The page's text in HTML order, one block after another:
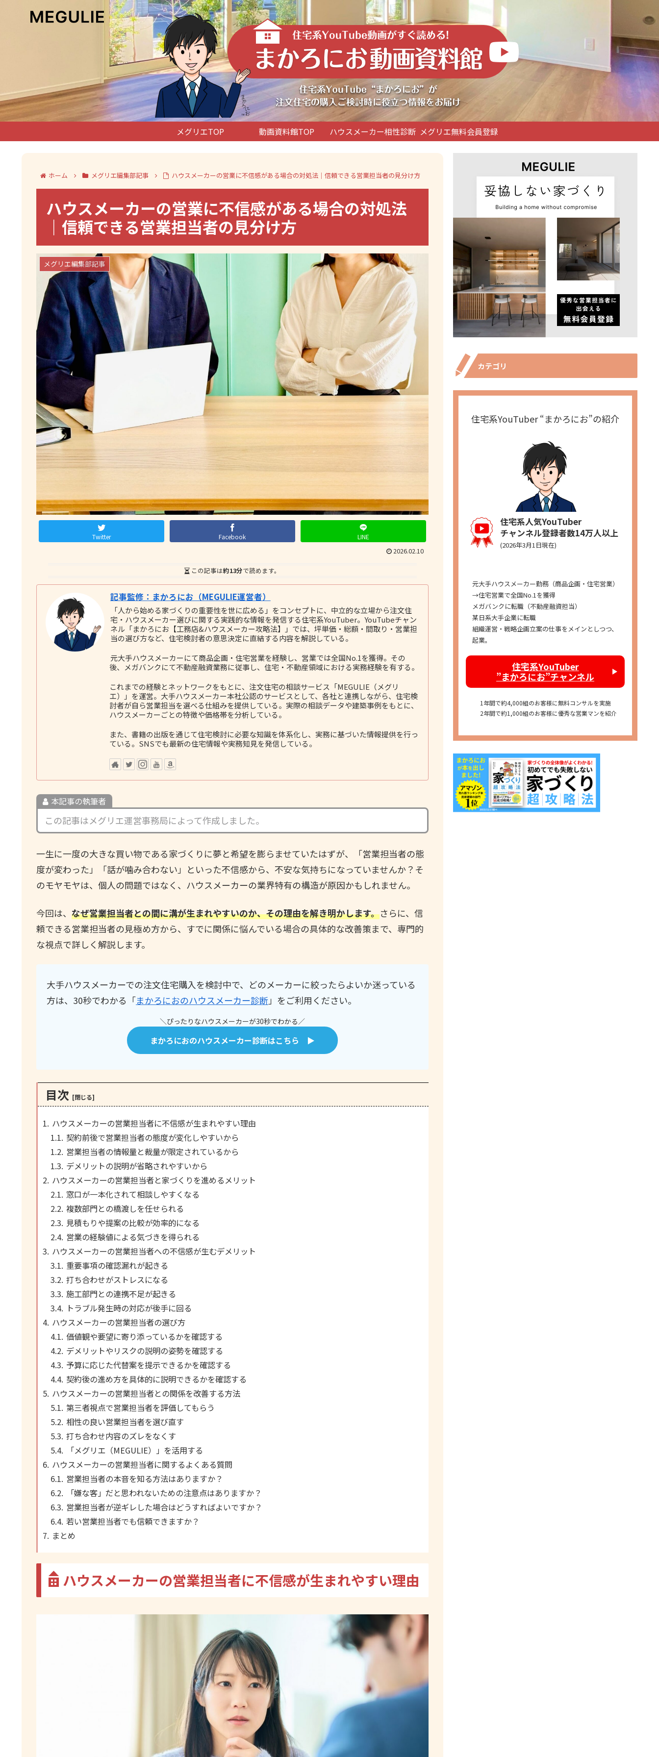
メグリエTOP 動画資料館TOP ハウスメーカー相性診断 メグリエ無料会員登録
ホーム メグリエ編集部記事 ハウスメーカーの営業に不信感がある場合の対処法｜信頼できる営業担当者の見分け方
ハウスメーカーの営業に不信感がある場合の対処法
｜信頼できる営業担当者の見分け方
メグリエ編集部記事
Twitter Facebook LINE
2026.02.10
この記事は約13分で読めます。
記事監修：まかろにお（MEGULIE運営者）
「人から始める家づくりの重要性を世に広める」をコンセプトに、中立的な立場から注文住
宅・ハウスメーカー選びに関する実践的な情報を発信する住宅系YouTuber。YouTubeチャン
ネル「まかろにお【工務店&ハウスメーカー攻略法】」では、坪単価・総額・間取り・営業担
当の選び方など、住宅検討者の意思決定に直結する内容を解説している。
元大手ハウスメーカーにて商品企画・住宅営業を経験し、営業では全国No.1を獲得。その
後、メガバンクにて不動産融資業務に従事し、住宅・不動産領域における実務経験を有する。
これまでの経験とネットワークをもとに、注文住宅の相談サービス「MEGULIE（メグリ
エ）」を運営。大手ハウスメーカー本社公認のサービスとして、各社と連携しながら、住宅検
討者が自ら営業担当を選べる仕組みを提供している。実際の相談データや建築事例をもとに、
ハウスメーカーごとの特徴や価格帯を分析している。
また、書籍の出版を通じて住宅検討に必要な知識を体系化し、実務に基づいた情報提供を行っ
ている。SNSでも最新の住宅情報や実務知見を発信している。
本記事の執筆者
この記事はメグリエ運営事務局によって作成しました。
一生に一度の大きな買い物である家づくりに夢と希望を膨らませていたはずが、「営業担当者の態
度が変わった」「話が噛み合わない」といった不信感から、不安な気持ちになっていませんか？そ
のモヤモヤは、個人の問題ではなく、ハウスメーカーの業界特有の構造が原因かもしれません。
今回は、 なぜ営業担当者との間に溝が生まれやすいのか、その理由を解き明かします。さらに、信
頼できる営業担当者の見極め方から、すでに関係に悩んでいる場合の具体的な改善策まで、専門的
な視点で詳しく解説します。
大手ハウスメーカーでの注文住宅購入を検討中で、どのメーカーに絞ったらよいか迷っている
方は、30秒でわかる「まかろにおのハウスメーカー診断」をご利用ください。
＼ぴったりなハウスメーカーが30秒でわかる／
まかろにおのハウスメーカー診断はこちら ▶
目次
ハウスメーカーの営業担当者に不信感が生まれやすい理由
契約前後で営業担当者の態度が変化しやすいから
営業担当者の情報量と裁量が限定されているから
デメリットの説明が省略されやすいから
ハウスメーカーの営業担当者と家づくりを進めるメリット
窓口が一本化されて相談しやすくなる
複数部門との橋渡しを任せられる
見積もりや提案の比較が効率的になる
営業の経験値による気づきを得られる
ハウスメーカーの営業担当者への不信感が生むデメリット
重要事項の確認漏れが起きる
打ち合わせがストレスになる
施工部門との連携不足が起きる
トラブル発生時の対応が後手に回る
ハウスメーカーの営業担当者の選び方
価値観や要望に寄り添っているかを確認する
デメリットやリスクの説明の姿勢を確認する
予算に応じた代替案を提示できるかを確認する
契約後の進め方を具体的に説明できるかを確認する
ハウスメーカーの営業担当者との関係を改善する方法
第三者視点で営業担当者を評価してもらう
相性の良い営業担当者を選び直す
打ち合わせ内容のズレをなくす
「メグリエ（MEGULIE）」を活用する
ハウスメーカーの営業担当者に関するよくある質問
営業担当者の本音を知る方法はありますか？
「嫌な客」だと思われないための注意点はありますか？
営業担当者が逆ギレした場合はどうすればよいですか？
若い営業担当者でも信頼できますか？
まとめ
ハウスメーカーの営業担当者に不信感が生まれやすい理由
カテゴリ
住宅系YouTuber “まかろにお”の紹介
住宅系人気YouTuber
チャンネル登録者数14万人以上
(2026年3月1日現在)
元大手ハウスメーカー勤務（商品企画・住宅営業）
→住宅営業で全国No.1を獲得
メガバンクに転職（不動産融資担当）
某日系大手企業に転職
組織運営・戦略企画立案の仕事をメインとしつつ、
起業。
住宅系YouTuber
”まかろにお”チャンネル
1年間で約4,000組のお客様に無料コンサルを実施
2年間で約1,000組のお客様に優秀な営業マンを紹介